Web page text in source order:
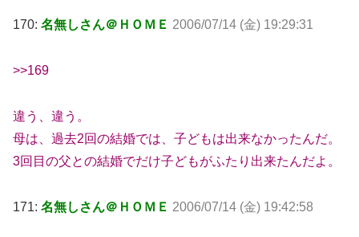
170: 名無しさん＠ＨＯＭＥ 2006/07/14 (金) 19:29:31
>>169
違う、違う。
母は、過去2回の結婚では、子どもは出来なかったんだ。
3回目の父との結婚でだけ子どもがふたり出来たんだよ。
171: 名無しさん＠ＨＯＭＥ 2006/07/14 (金) 19:42:58